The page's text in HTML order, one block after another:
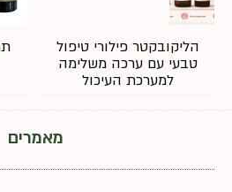
הליקובקטר פילורי טיפול
טבעי עם ערכה משלימה
למערכת העיכול
מאמרים